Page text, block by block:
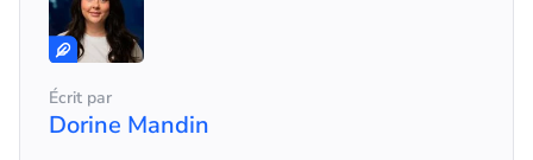
Écrit par
Dorine Mandin